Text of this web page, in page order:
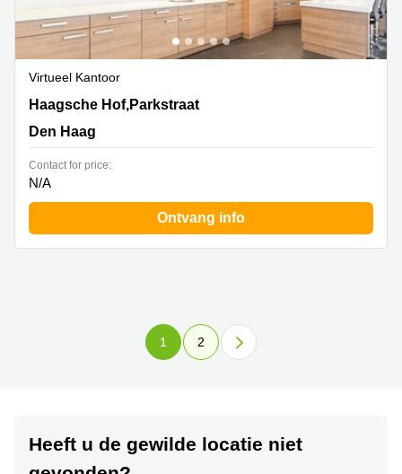
Virtueel Kantoor
Haagsche Hof,Parkstraat 83, Den Haag
Haagsche Hof,Parkstraat
Den Haag
Contact for price:
N/A
Ontvang info
1 2
Heeft u de gewilde locatie niet